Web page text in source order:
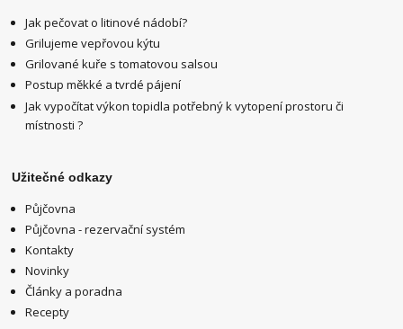
Jak pečovat o litinové nádobí?
Grilujeme vepřovou kýtu
Grilované kuře s tomatovou salsou
Postup měkké a tvrdé pájení
Jak vypočítat výkon topidla potřebný k vytopení prostoru či
místnosti ?
Užitečné odkazy
Půjčovna
Půjčovna - rezervační systém
Kontakty
Novinky
Články a poradna
Recepty